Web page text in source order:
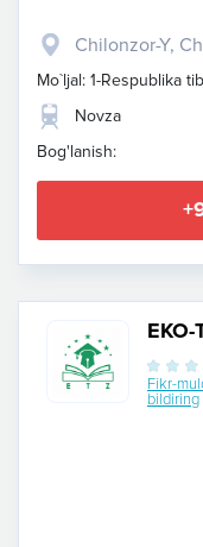
Chilonzor-Y,
Mo`ljal: 1-Respublika
Novza
Bog'lanish:
EKO-
Fikr-
bildiring